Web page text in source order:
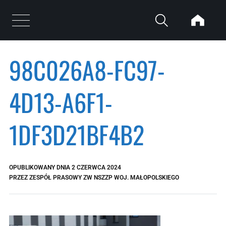
Otwórz menu
98C026A8-FC97-
4D13-A6F1-
1DF3D21BF4B2
OPUBLIKOWANY DNIA 2 CZERWCA 2024
PRZEZ ZESPÓŁ PRASOWY ZW NSZZP WOJ. MAŁOPOLSKIEGO